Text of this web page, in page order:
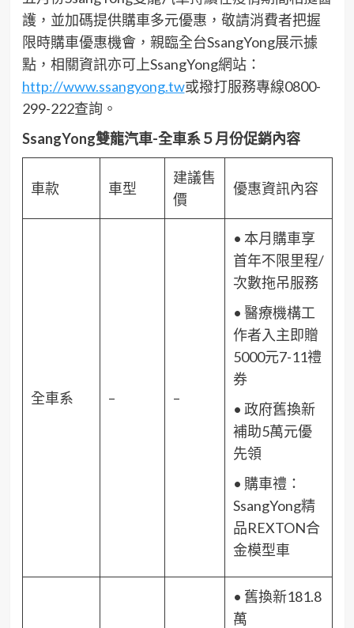
護，並加碼提供購車多元優惠，敬請消費者把握
限時購車優惠機會，親臨全台SsangYong展示據
點，相關資訊亦可上SsangYong網站：
http://www.ssangyong.tw或撥打服務專線0800-
299-222查詢。
SsangYong雙龍汽車-全車系５月份促銷內容
車款 車型
建議售
價
優惠資訊內容
全車系 – –
• 本月購車享
首年不限里程/
次數拖吊服務
• 醫療機構工
作者入主即贈
5000元7-11禮
券
• 政府舊換新
補助5萬元優
先領
• 購車禮：
SsangYong精
品REXTON合
金模型車
• 舊換新181.8
萬